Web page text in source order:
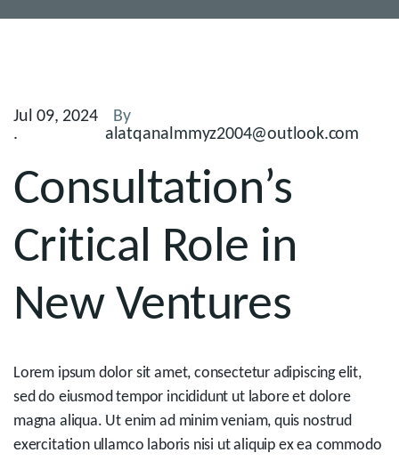
Jul 09, 2024
.
By
alatqanalmmyz2004@outlook.com
Consultation’s
Critical Role in
New Ventures
Lorem ipsum dolor sit amet, consectetur adipiscing elit,
sed do eiusmod tempor incididunt ut labore et dolore
magna aliqua. Ut enim ad minim veniam, quis nostrud
exercitation ullamco laboris nisi ut aliquip ex ea commodo